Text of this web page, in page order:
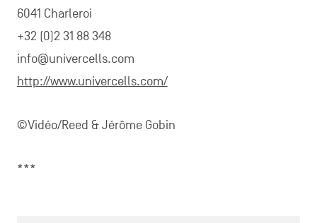
6041 Charleroi
+32 (0)2 31 88 348
info@univercells.com
http://www.univercells.com/
©Vidéo/Reed & Jérôme Gobin
***